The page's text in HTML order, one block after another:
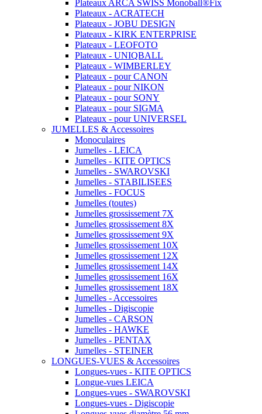
Plateaux ARCA SWISS Monoball®Fix
Plateaux - ACRATECH
Plateaux - JOBU DESIGN
Plateaux - KIRK ENTERPRISE
Plateaux - LEOFOTO
Plateaux - UNIQBALL
Plateaux - WIMBERLEY
Plateaux - pour CANON
Plateaux - pour NIKON
Plateaux - pour SONY
Plateaux - pour SIGMA
Plateaux - pour UNIVERSEL
JUMELLES & Accessoires
Monoculaires
Jumelles - LEICA
Jumelles - KITE OPTICS
Jumelles - SWAROVSKI
Jumelles - STABILISEES
Jumelles - FOCUS
Jumelles (toutes)
Jumelles grossissement 7X
Jumelles grossissement 8X
Jumelles grossissement 9X
Jumelles grossissement 10X
Jumelles grossissement 12X
Jumelles grossissement 14X
Jumelles grossissement 16X
Jumelles grossissement 18X
Jumelles - Accessoires
Jumelles - Digiscopie
Jumelles - CARSON
Jumelles - HAWKE
Jumelles - PENTAX
Jumelles - STEINER
LONGUES-VUES & Accessoires
Longues-vues - KITE OPTICS
Longue-vues LEICA
Longues-vues - SWAROVSKI
Longues-vues - Digiscopie